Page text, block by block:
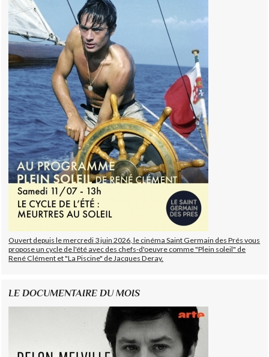
Ouvert depuis le mercredi 3 juin 2026, le cinéma Saint Germain des Prés vous
propose un cycle de l'été avec des chefs-d'oeuvre comme "Plein soleil" de
René Clément et "La Piscine" de Jacques Deray.
LE DOCUMENTAIRE DU MOIS